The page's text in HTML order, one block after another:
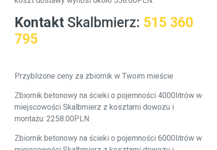
Kontakt Skalbmierz: 515 360
795
Przybliżone ceny za zbiornik w Twoim mieście
Zbiornik betonowy na ścieki o pojemności 4000litrów w
miejscowości Skalbmierz z kosztami dowozu i
montażu: 2258.00PLN
Zbiornik betonowy na ścieki o pojemności 6000litrów w